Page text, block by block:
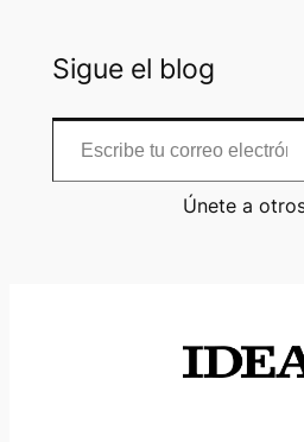
Sigue el blog
Escribe tu correo electrónico…
Únete a